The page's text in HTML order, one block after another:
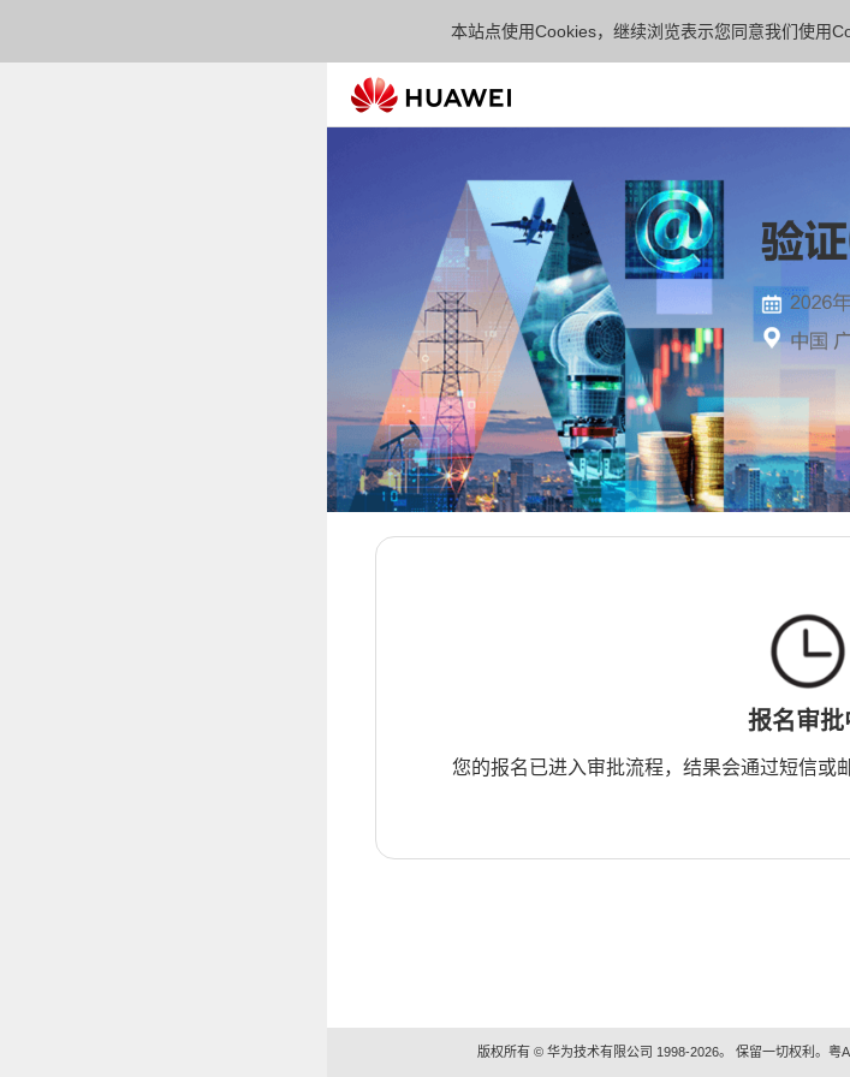
本站点使用Cookies，继续浏览表示您同意我们使用
报名审批
您的报名已进入审批流程，结果会通过短信或
版权所有 © 华为技术有限公司 1998-2026。 保留一切权利。粤